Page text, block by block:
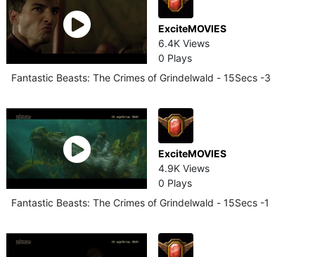
ExciteMOVIES
6.4K Views
0 Plays
Fantastic Beasts: The Crimes of Grindelwald - 15Secs -3
ExciteMOVIES
4.9K Views
0 Plays
Fantastic Beasts: The Crimes of Grindelwald - 15Secs -1